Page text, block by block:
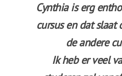
Cynthia is erg
cursus en dat slaat
de andere
Ik heb er veel